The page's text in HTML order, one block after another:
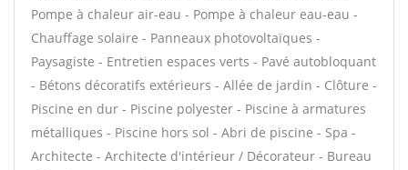
Pompe à chaleur air-eau - Pompe à chaleur eau-eau -
Chauffage solaire - Panneaux photovoltaïques -
Paysagiste - Entretien espaces verts - Pavé autobloquant
- Bétons décoratifs extérieurs - Allée de jardin - Clôture -
Piscine en dur - Piscine polyester - Piscine à armatures
métalliques - Piscine hors sol - Abri de piscine - Spa -
Architecte - Architecte d'intérieur / Décorateur - Bureau